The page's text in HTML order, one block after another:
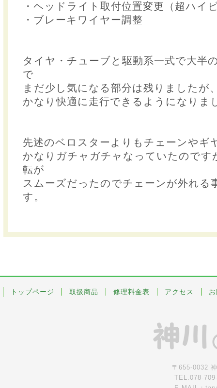
・ヘッドライト取付位置変更（超ハイ
・ブレーキワイヤー調整
タイヤ・チューブと駆動系一式で大半
で
まだ少し気になる部分は残りましたが
かなり快適に走行できるようになりま
先述のベロスターよりもチェーンやギ
かなりガチャガチャなっていたのです
転が
スムーズだったのでチェーンが外れる
す。
トップページ 取扱商品 修理料金表 アクセス
〒655-0032
TEL.078-